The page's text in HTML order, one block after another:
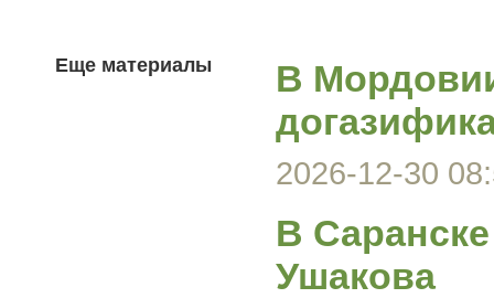
Еще материалы
В
2026-12-30
В
Ушакова